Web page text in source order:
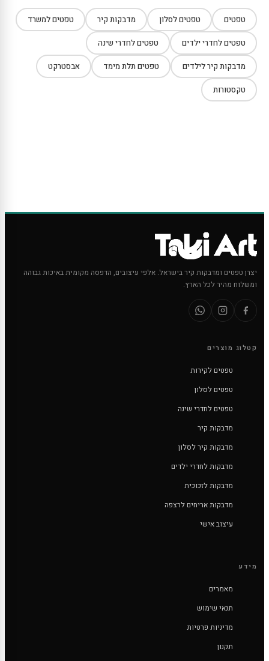
טפטים טפטים לסלון מדבקות קיר טפטים למשרד
טפטים לחדרי ילדים טפטים לחדרי שינה
מדבקות קיר לילדים טפטים תלת מימד אבסטרקט
טקסטורות
יצרן טפטים ומדבקות קיר בישראל. אלפי עיצובים, הדפסה מקומית באיכות גבוהה
ומשלוח מהיר לכל הארץ.
קטלוג מוצרים
טפטים לקירות
טפטים לסלון
טפטים לחדרי שינה
מדבקות קיר
מדבקות קיר לסלון
מדבקות לחדרי ילדים
מדבקות לזכוכית
מדבקות אריחים לרצפה
עיצוב אישי
מידע
מאמרים
תנאי שימוש
מדיניות פרטיות
תקנון